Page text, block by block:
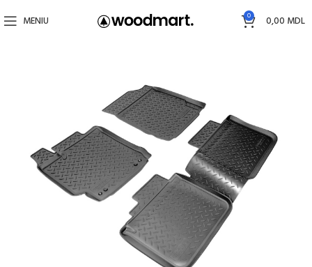
MENIU 0 0,00 MDL